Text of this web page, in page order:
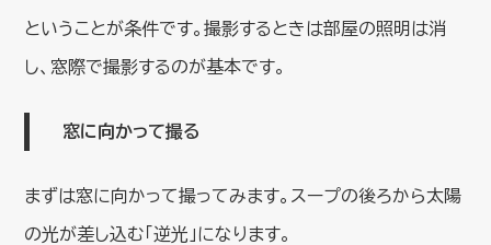
ということが条件です。撮影するときは部屋の照明は消
し、窓際で撮影するのが基本です。
窓に向かって撮る
まずは窓に向かって撮ってみます。スープの後ろから太陽
の光が差し込む「逆光」になります。